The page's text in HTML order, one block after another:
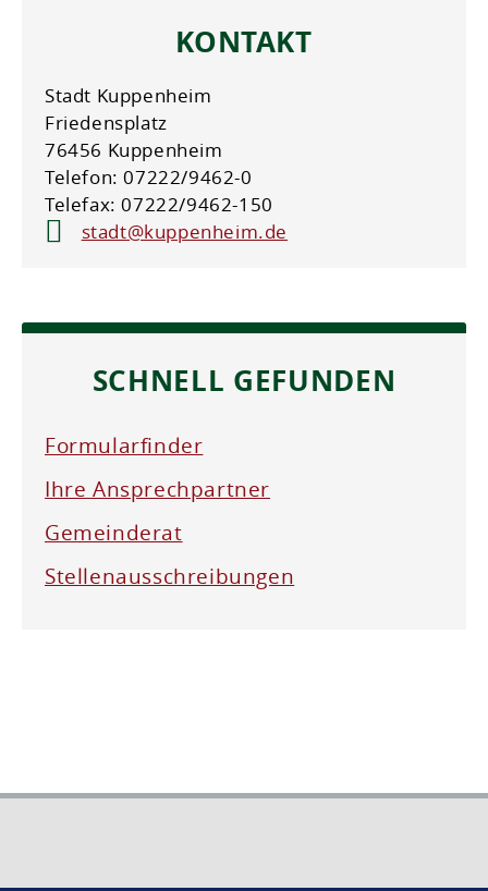
KONTAKT
Stadt Kuppenheim
Friedensplatz
76456 Kuppenheim
Telefon: 07222/9462-0
Telefax: 07222/9462-150
stadt@kuppenheim.de
SCHNELL GEFUNDEN
Formularfinder
Ihre Ansprechpartner
Gemeinderat
Stellenausschreibungen